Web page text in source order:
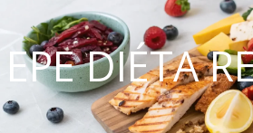
EPE DIÉTA